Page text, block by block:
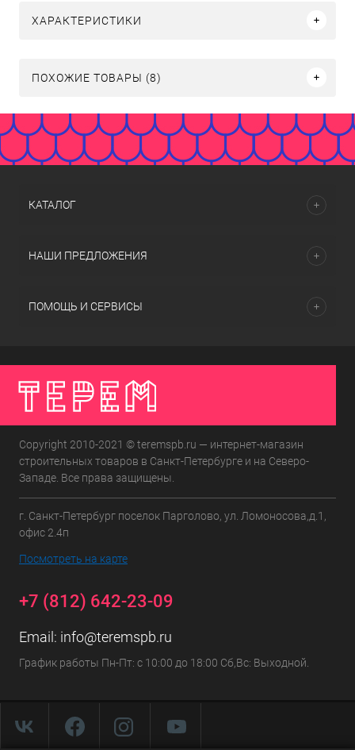
ХАРАКТЕРИСТИКИ
ПОХОЖИЕ ТОВАРЫ (8)
КАТАЛОГ
НАШИ ПРЕДЛОЖЕНИЯ
ПОМОЩЬ И СЕРВИСЫ
Copyright 2010-2021 © teremspb.ru — интернет-магазин
строительных товаров в Санкт-Петербурге и на Северо-
Западе. Все права защищены.
г. Санкт-Петербург поселок Парголово, ул. Ломоносова,д.1,
офис 2.4п
Посмотреть на карте
+7 (812) 642-23-09
Email: info@teremspb.ru
График работы Пн-Пт: с 10:00 до 18:00 Сб,Вс: Выходной.